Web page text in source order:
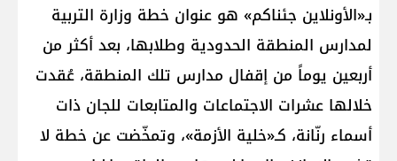
بـ«الأونلاين جئناكم» هو عنوان خطة وزارة التربية
لمدارس المنطقة الحدودية وطلابها، بعد أكثر من
أربعين يوماً من إقفال مدارس تلك المنطقة، عُقدت
خلالها عشرات الاجتماعات والمتابعات للجان ذات
أسماء رنّانة، كـ«خلية الأزمة»، وتمخّضت عن خطة لا